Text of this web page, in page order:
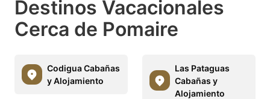
Destinos Vacacionales
Cerca de Pomaire
Codigua Cabañas
y Alojamiento
Las Pataguas
Cabañas y
Alojamiento